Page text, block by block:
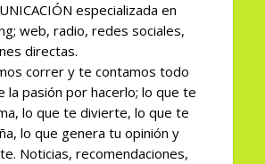
especializada en
web, radio, redes sociales,
directas.
correr y te contamos todo
la pasión por hacerlo; lo que te
lo que te divierte, lo que te
lo que genera tu opinión y
Noticias, recomendaciones,